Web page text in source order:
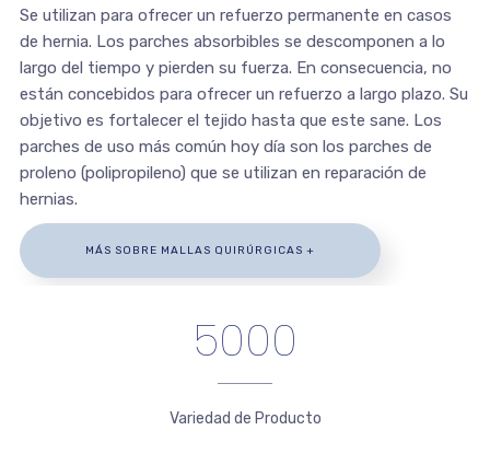
Se utilizan para ofrecer un refuerzo permanente en casos
de hernia. Los parches absorbibles se descomponen a lo
largo del tiempo y pierden su fuerza. En consecuencia, no
están concebidos para ofrecer un refuerzo a largo plazo. Su
objetivo es fortalecer el tejido hasta que este sane. Los
parches de uso más común hoy día son los parches de
proleno (polipropileno) que se utilizan en reparación de
hernias.
MÁS SOBRE MALLAS QUIRÚRGICAS +
5000
Variedad de Producto